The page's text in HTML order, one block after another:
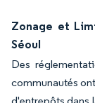
Zonage et
Séoul
Des
communautés